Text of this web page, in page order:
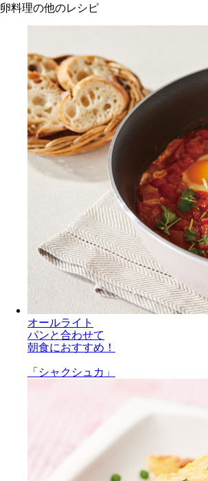
卵料理の他のレシピ
オールライト
パンと合わせて
朝食におすすめ！
「シャクシュカ」